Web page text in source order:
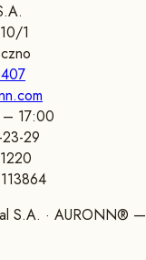
1
17:00
29
S.A. · AURONN® —